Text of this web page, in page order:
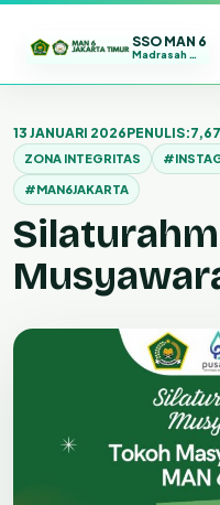
SSO MAN 6
Madrasah Maju | Bermutu | Mendunia
ke
konten
13 JANUARI 2026PENULIS:
ZONA INTEGRITAS
#MAN6JAKARTA